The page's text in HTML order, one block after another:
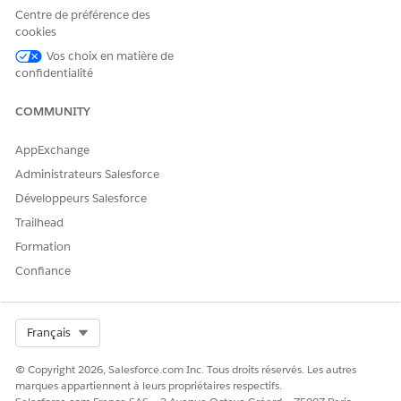
Centre de préférence des
cookies
Vos choix en matière de
confidentialité
COMMUNITY
AppExchange
Administrateurs Salesforce
Développeurs Salesforce
Trailhead
Formation
Confiance
Français
© Copyright 2026, Salesforce.com Inc. Tous droits réservés. Les autres
marques appartiennent à leurs propriétaires respectifs.